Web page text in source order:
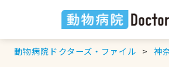
動物病院ドクターズ・ファイル 神